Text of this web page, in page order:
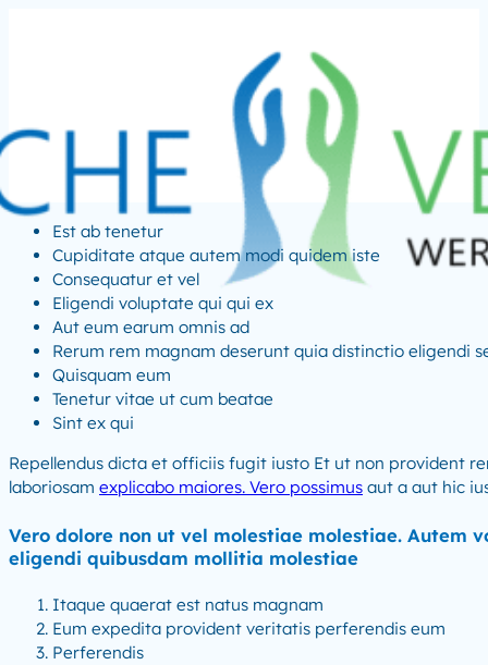
Est ab tenetur
Cupiditate atque autem modi quidem iste
Consequatur et vel
Eligendi voluptate qui qui ex
Aut eum earum omnis ad
Rerum rem magnam deserunt quia distinctio eligendi
Quisquam eum
Tenetur vitae ut cum beatae
Sint ex qui
Repellendus dicta et officiis fugit iusto Et ut non provident
laboriosam explicabo maiores. Vero possimus aut a aut hic
Vero dolore non ut vel molestiae molestiae. Autem
eligendi quibusdam mollitia molestiae
Itaque quaerat est natus magnam
Eum expedita provident veritatis perferendis eum
Perferendis